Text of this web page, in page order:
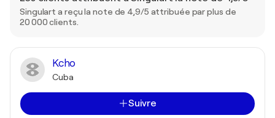
Singulart a reçu la note de 4,9/5 attribuée par plus de
20 000 clients.
Kcho
Cuba
Suivre